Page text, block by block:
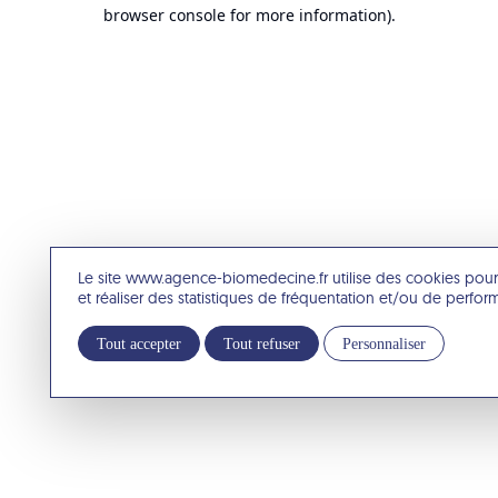
Le site www.agence-biomedecine.fr utilise des cookies
et réaliser des statistiques de fréquentation et/ou de
Tout accepter Tout refuser Personnaliser
browser console for more information).